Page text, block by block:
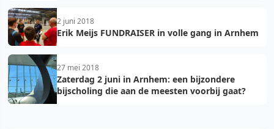
2 juni 2018
Erik Meijs FUNDRAISER in volle gang in Arnhem
27 mei 2018
Zaterdag 2 juni in Arnhem: een bijzondere
bijscholing die aan de meesten voorbij gaat?